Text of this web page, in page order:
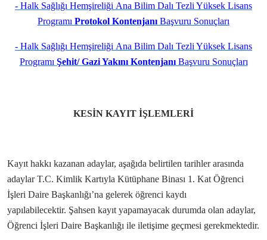
- Halk Sağlığı Hemşireliği Ana Bilim Dalı Tezli Yüksek Lisans
Programı Protokol Kontenjanı Başvuru Sonuçları
- Halk Sağlığı Hemşireliği Ana Bilim Dalı Tezli Yüksek Lisans
Programı Şehit/ Gazi Yakını KontenjanıBaşvuru Sonuçları
KESİN KAYIT İŞLEMLERİ
Kayıt hakkı kazanan adaylar, aşağıda belirtilen tarihler arasında
adaylar T.C. Kimlik Kartıyla Kütüphane Binası 1. Kat Öğrenci
İşleri Daire Başkanlığı’na gelerek öğrenci kaydı
yapılabilecektir. Şahsen kayıt yapamayacak durumda olan adaylar,
Öğrenci İşleri Daire Başkanlığı ile iletişime geçmesi gerekmektedir.